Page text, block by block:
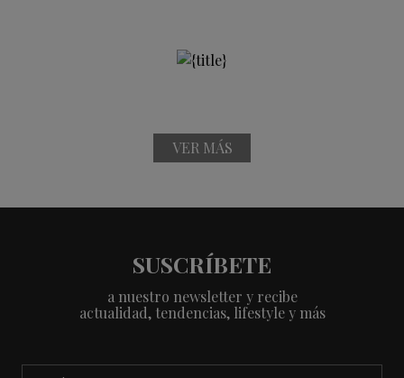
VER MÁS
SUSCRÍBETE
a nuestro newsletter y recibe
actualidad, tendencias, lifestyle y más